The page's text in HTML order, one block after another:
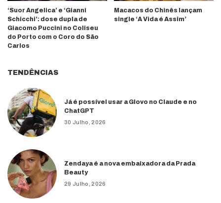
‘Suor Angelica’ e ‘Gianni
Schicchi’: dose dupla de
Giacomo Puccini no Coliseu
do Porto com o Coro do São
Carlos
Macacos do Chinês lançam
single ‘A Vida é Assim’
TENDÊNCIAS
Já é possível usar a Glovo no Claude e no
ChatGPT
30 Julho, 2026
Zendaya é a nova embaixadora da Prada
Beauty
29 Julho, 2026